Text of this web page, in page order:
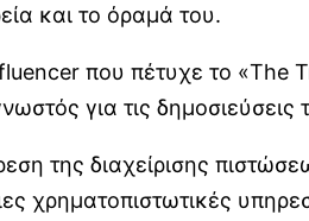
και το όραμά του.
που πέτυχε το
για τις δημοσιεύσεις
της διαχείρισης
χρηματοπιστωτικές